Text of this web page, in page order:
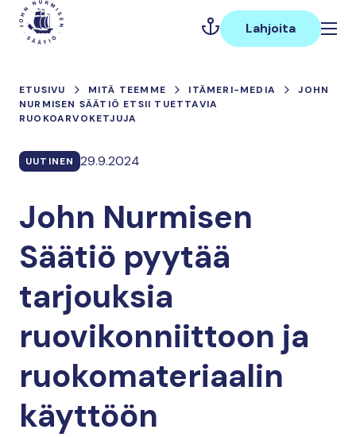
Hyppää
sisältöön
Päävalikko
Lahjoita
ETUSIVU MITÄ TEEMME ITÄMERI-MEDIA
JOHN
NURMISEN SÄÄTIÖ ETSII TUETTAVIA
RUOKOARVOKETJUJA
UUTINEN 29.9.2024
John Nurmisen
Säätiö pyytää
tarjouksia
ruovikonniittoon ja
ruokomateriaalin
käyttöön